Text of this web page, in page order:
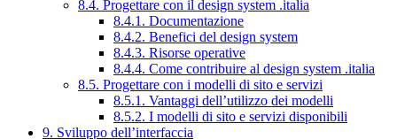
8.4. Progettare con il design system .italia
8.4.1. Documentazione
8.4.2. Benefici del design system
8.4.3. Risorse operative
8.4.4. Come contribuire al design system .italia
8.5. Progettare con i modelli di sito e servizi
8.5.1. Vantaggi dell’utilizzo dei modelli
8.5.2. I modelli di sito e servizi disponibili
9. Sviluppo dell’interfaccia